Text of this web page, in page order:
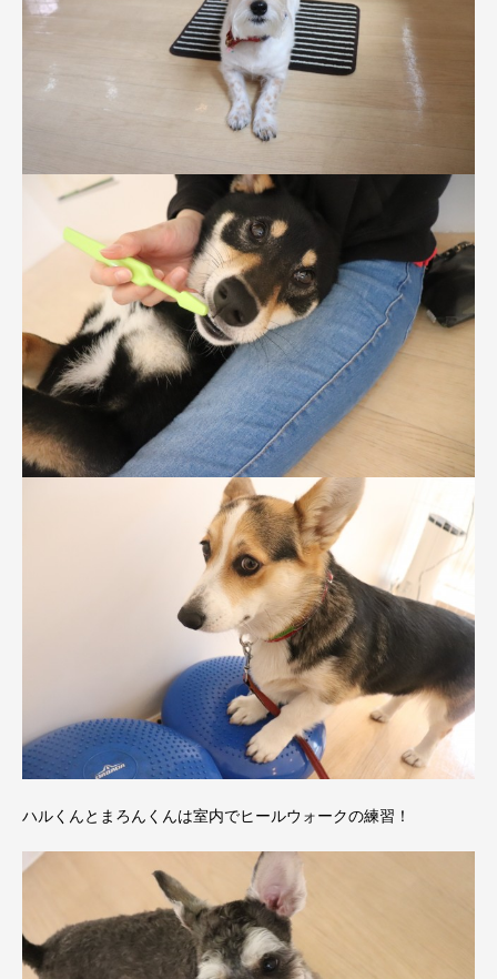
ハルくんとまろんくんは室内でヒールウォークの練習！